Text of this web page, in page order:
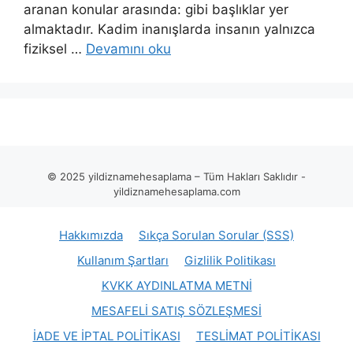
aranan konular arasında: gibi başlıklar yer
almaktadır. Kadim inanışlarda insanın yalnızca
fiziksel … Devamını oku
© 2025 yildiznamehesaplama – Tüm Hakları Saklıdır -
yildiznamehesaplama.com
Hakkımızda
Sıkça Sorulan Sorular (SSS)
Kullanım Şartları
Gizlilik Politikası
KVKK AYDINLATMA METNİ
MESAFELİ SATIŞ SÖZLEŞMESİ
İADE VE İPTAL POLİTİKASI
TESLİMAT POLİTİKASI